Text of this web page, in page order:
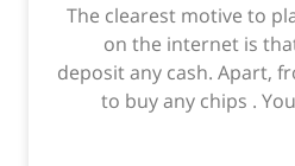
The clearest motive to
on the internet is
deposit any cash. Apart,
to buy any chips .